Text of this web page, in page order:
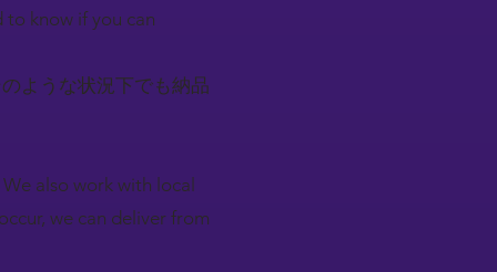
to know if you can
ような状況下でも納品
also work with local
we can deliver from